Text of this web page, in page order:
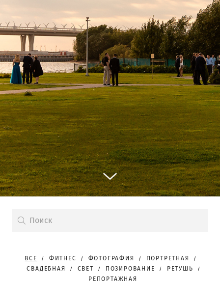
ВСЕ ФИТНЕС ФОТОГРАФИЯ
ПОРТРЕТНАЯ
СВАДЕБНАЯ
СВЕТ ПОЗИРОВАНИЕ
РЕТУШЬ
РЕПОРТАЖНАЯ